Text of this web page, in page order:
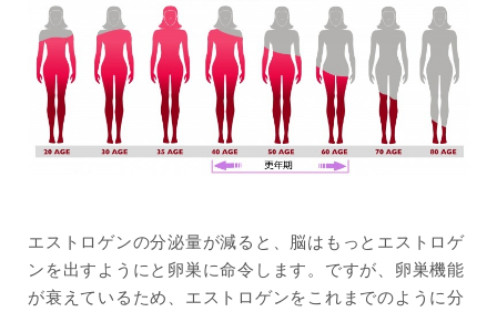
エストロゲンの分泌量が減ると、脳はもっとエストロゲ
ンを出すようにと卵巣に命令します。ですが、卵巣機能
が衰えているため、エストロゲンをこれまでのように分